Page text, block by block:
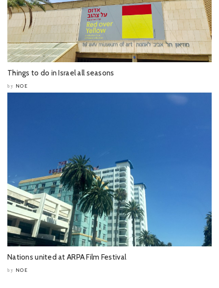
Things to do in Israel all seasons
by NOE
Nations united at ARPA Film Festival
by NOE